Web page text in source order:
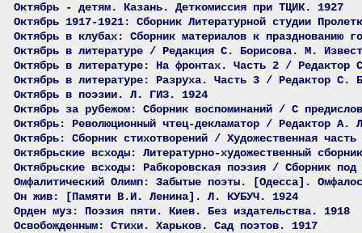
Октябрь - детям. Казань. Деткомиссия при ТЦИК. 1927
Октябрь 1917-1921: Сборник Литературной студии
Октябрь в клубах: Сборник материалов к празднованию
Октябрь в литературе / Редакция С. Борисова. М.
Октябрь в литературе: На фронтах. Часть 2 /
Октябрь в литературе: Разруха. Часть 3 / Редактор С.
Октябрь в поэзии. Л. ГИЗ. 1924
Октябрь за рубежом: Сборник воспоминаний / С
Октябрь: Революционный чтец-декламатор / Редактор А.
Октябрь: Сборник стихотворений / Художественная
Октябрьские всходы: Литературно-художественный
Октябрьские всходы: Рабкоровская поэзия / Сборник
Омфалитический Олимп: Забытые поэты. [Одесса].
Он жив: [Памяти В.И. Ленина]. Л. КУБУЧ. 1924
Орден муз: Поэзия пяти. Киев. Без издательства. 1918
Освобожденным: Стихи. Харьков. Сад поэтов. 1917